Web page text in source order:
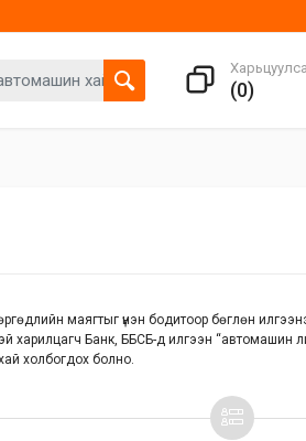
(0)
маягтыг үнэн бодитоор бөглөн илгээнэ
харилцагч Банк, ББСБ-д илгээн “автомашин
холбогдох болно.